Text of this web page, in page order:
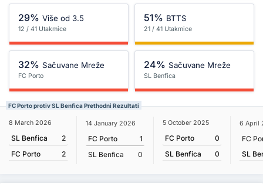
29% Više od 3.5
12 / 41 Utakmice
51% BTTS
21 / 41 Utakmice
32% Sačuvane Mreže
FC Porto
24% Sačuvane Mreže
SL Benfica
FC Porto protiv SL Benfica Prethodni Rezultati
8 March 2026
SL Benfica
2
FC Porto
2
14 January 2026
FC Porto
1
SL Benfica
0
5 October 2025
FC Porto
0
SL Benfica
0
6 April
FC
SL